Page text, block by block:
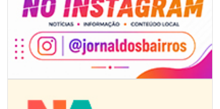
08/08/2026 | 07:00
8º Capoezade promove semana de oficinas gratuitas e atividades
culturais em Itajaí
GERAL